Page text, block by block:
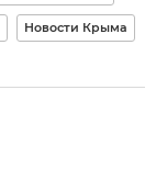
Новости Крыма